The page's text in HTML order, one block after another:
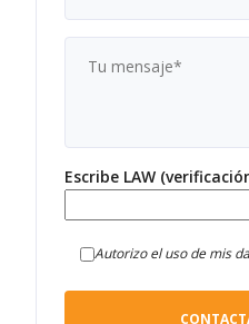
Escribe LAW
Autorizo el uso de mis